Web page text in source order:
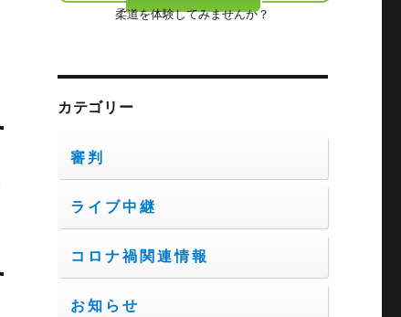
柔道を体験してみませんか？
カテゴリー
審判
ライブ中継
コロナ禍関連情報
お知らせ